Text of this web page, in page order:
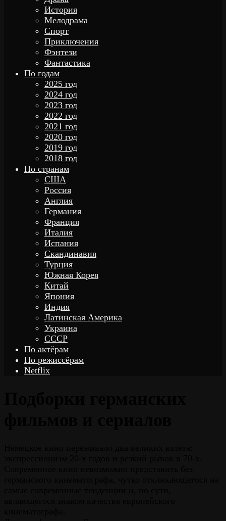
История
Мелодрама
Спорт
Приключения
Фэнтези
Фантастика
По годам
2025 год
2024 год
2023 год
2022 год
2021 год
2020 год
2019 год
2018 год
По странам
США
Россия
Англия
Германия
Франция
Италия
Испания
Скандинавия
Турция
Южная Корея
Китай
Япония
Индия
Латинская Америка
Украина
СССР
По актёрам
По режиссёрам
Netflix